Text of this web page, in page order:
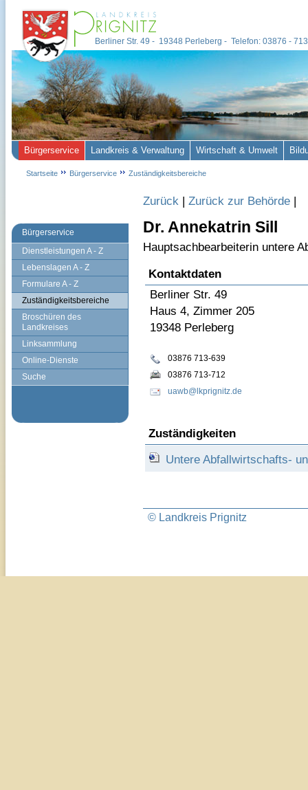
Bürgerservice
Dienstleistungen A - Z
Lebenslagen A - Z
Formulare A - Z
Zuständigkeitsbereiche
Broschüren des
Landkreises
Linksammlung
Online-Dienste
Suche
Zurück | Zurück zur Behörde |
Dr. Annekatrin Sill
Hauptsachbearbeiterin untere
Kontaktdaten
Berliner Str. 49
Haus 4, Zimmer 205
19348 Perleberg
03876 713-639
03876 713-712
uawb@lkprignitz.de
Zuständigkeiten
Untere Abfallwirtschafts-
© Landkreis Prignitz
Berliner Str. 49 - 19348 Perleberg - Telefon: 03876 -
Bürgerservice Landkreis & Verwaltung Wirtschaft & Umwelt
Startseite Bürgerservice Zuständigkeitsbereiche